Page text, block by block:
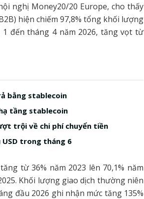
nghị Money20/20 Europe, cho thấy
hiện chiếm 97,8% tổng khối lượng
đến tháng 4 năm 2026, tăng vọt từ
bằng stablecoin
tầng stablecoin
trội về chi phí chuyển tiền
trong tháng 6
từ 36% năm 2023 lên 70,1% năm
Khối lượng giao dịch thường niên
đầu 2026 ghi nhận mức tăng 135%